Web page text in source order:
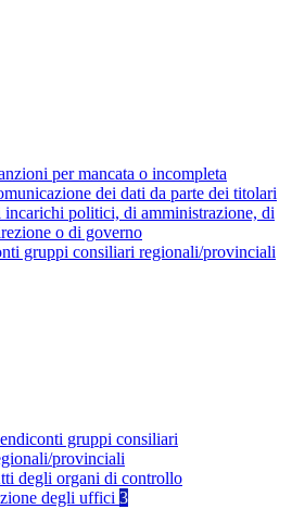
per mancata o incompleta
dei dati da parte dei titolari
incarichi politici, di amministrazione, di
o di governo
gruppi consiliari regionali/provinciali
gruppi consiliari
provinciali
degli organi di controllo
degli uffici 3